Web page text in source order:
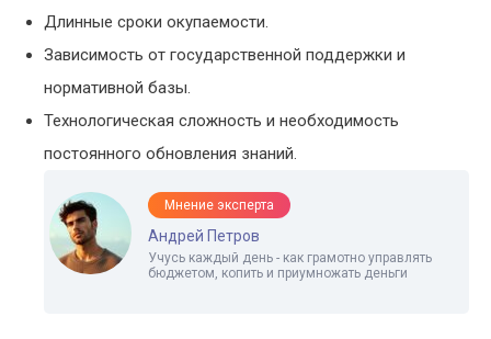
Длинные сроки окупаемости.
Зависимость от государственной поддержки и
нормативной базы.
Технологическая сложность и необходимость
постоянного обновления знаний.
Мнение эксперта
Андрей Петров
Учусь каждый день - как грамотно управлять
бюджетом, копить и приумножать деньги